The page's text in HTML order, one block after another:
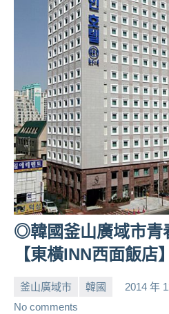
人
帶
路、
旅
遊
節
目
來
賓、
News
號
節
◎韓國釜山廣域市青
【東橫INN西面飯店
釜山廣域市 韓國 2014 年
No comments